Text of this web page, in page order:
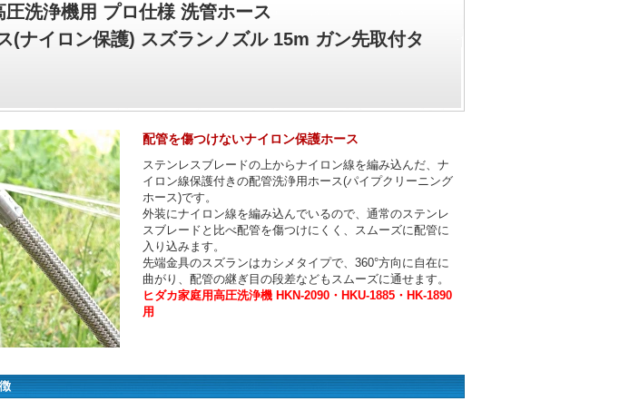
圧洗浄機用 プロ仕様 洗管ホース
(ナイロン保護) スズランノズル 15m ガン先取付タ
配管を傷つけないナイロン保護ホース
ステンレスブレードの上からナイロン線を編み込んだ、ナ
イロン線保護付きの配管洗浄用ホース(パイプクリーニング
ホース)です。
外装にナイロン線を編み込んでいるので、通常のステンレ
スブレードと比べ配管を傷つけにくく、スムーズに配管に
入り込みます。
先端金具のスズランはカシメタイプで、360°方向に自在に
曲がり、配管の継ぎ目の段差などもスムーズに通せます。
ヒダカ家庭用高圧洗浄機 HKN-2090・HKU-1885・HK-1890
用